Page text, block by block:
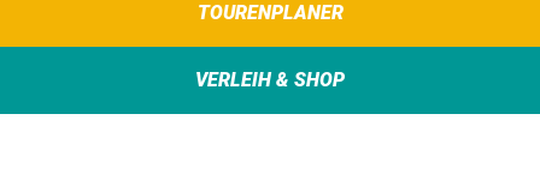
TOURENPLANER
VERLEIH & SHOP